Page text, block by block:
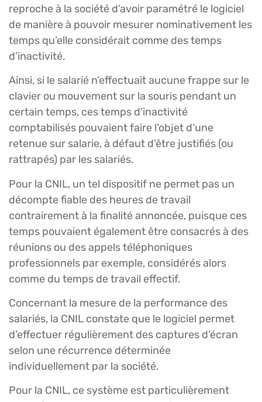
reproche à la société d’avoir paramétré le logiciel
de manière à pouvoir mesurer nominativement les
temps qu’elle considérait comme des temps
d’inactivité.
Ainsi, si le salarié n’effectuait aucune frappe sur le
clavier ou mouvement sur la souris pendant un
certain temps, ces temps d’inactivité
comptabilisés pouvaient faire l’objet d’une
retenue sur salarie, à défaut d’être justifiés (ou
rattrapés) par les salariés.
Pour la CNIL, un tel dispositif ne permet pas un
décompte fiable des heures de travail
contrairement à la finalité annoncée, puisque ces
temps pouvaient également être consacrés à des
réunions ou des appels téléphoniques
professionnels par exemple, considérés alors
comme du temps de travail effectif.
Concernant la mesure de la performance des
salariés, la CNIL constate que le logiciel permet
d’effectuer régulièrement des captures d’écran
selon une récurrence déterminée
individuellement par la société.
Pour la CNIL, ce système est particulièrement